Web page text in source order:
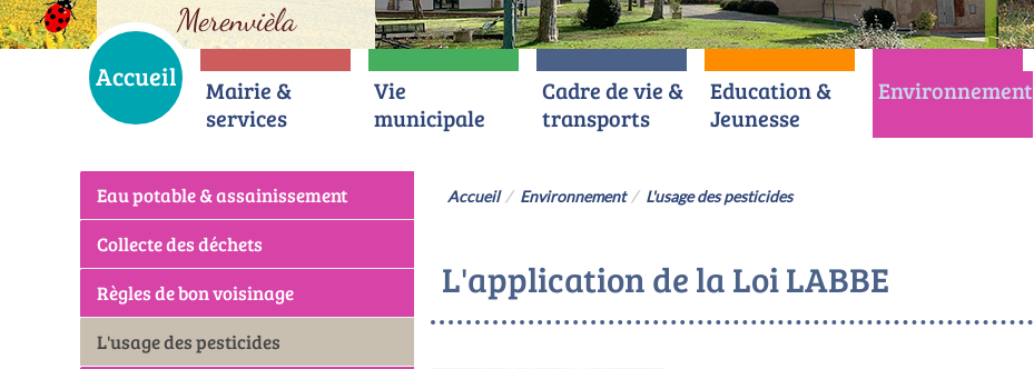
Merenvièla
Accueil
Mairie &
services
Vie
municipale
Cadre de vie &
transports
Education &
Jeunesse
Environnement
Accueil Environnement L'usage des pesticides
L'application de la Loi LABBE
Eau potable & assainissement
Collecte des déchets
Règles de bon voisinage
L'usage des pesticides